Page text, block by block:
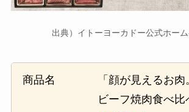
出典）イトーヨーカドー公式ホー
商品名
「顔が見えるお
ビーフ焼肉食べ